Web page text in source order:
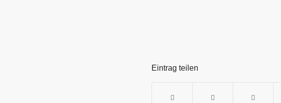
Eintrag teilen